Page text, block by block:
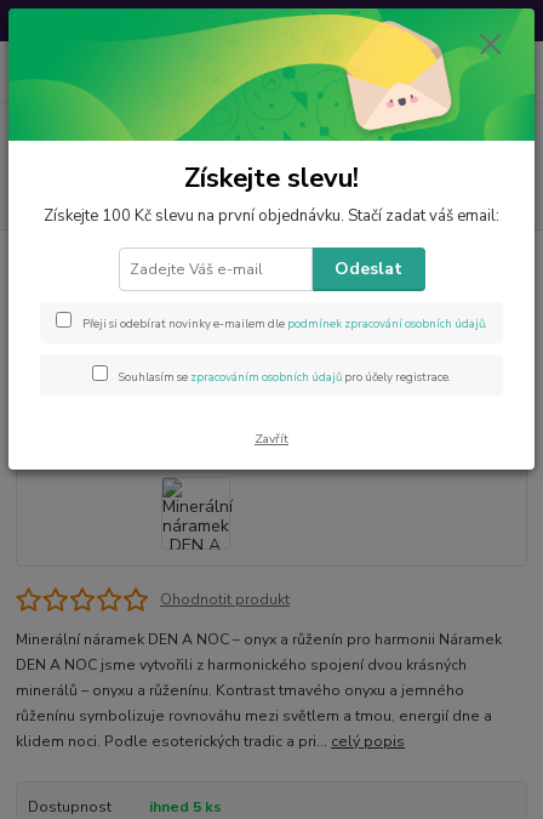
Svatovavřinecká sleva: 20 % s kódemVAVRINEC20
Menu
CZK 0
za
Minerály od A do Z
Minerální náramek DEN A NOC –
onyx a růženín pro harmonii/
Minerální náramek DEN A NOC –
onyx a růženín pro harmonii/
Ohodnotit produkt
Minerální náramek DEN A NOC – onyx a růženín pro harmonii Náramek
DEN A NOC jsme vytvořili z harmonického spojení dvou krásných
minerálů – onyxu a růženínu. Kontrast tmavého onyxu a jemného
růženínu symbolizuje rovnováhu mezi světlem a tmou, energií dne a
klidem noci. Podle esoterických tradic a pri... celý popis
Dostupnost ihned 5 ks
Získejte slevu!
Získejte 100 Kč slevu na první objednávku. Stačí zadat váš email:
Odeslat
Přeji si odebírat novinky e-mailem dle podmínek zpracování osobních údajů.
Souhlasím se zpracováním osobních údajů pro účely registrace.
Zavřít